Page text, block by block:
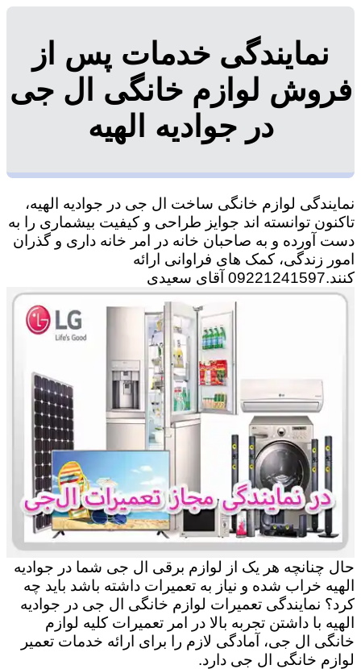
نمایندگی خدمات پس از
فروش لوازم خانگی ال جی
در جوادیه الهیه
نمایندگی لوازم خانگی ساخت ال جی در جوادیه الهیه،
تاکنون توانسته اند جوایز طراحی و کیفیت بیشماری را به
دست آورده و به صاحبان خانه در امر خانه داری و گذران
امور زندگی، کمک های فراوانی ارائه
کنند.09221241597 آقای سعیدی
حال چنانچه هر یک از لوازم برقی ال جی شما در جوادیه
الهیه خراب شده و نیاز به تعمیرات داشته باشد باید چه
کرد؟ نمایندگی تعمیرات لوازم خانگی ال جی در جوادیه
الهیه با داشتن تجربه بالا در امر تعمیرات کلیه لوازم
خانگی ال جی، آمادگی لازم را برای ارائه خدمات تعمیر
لوازم خانگی ال جی دارد.